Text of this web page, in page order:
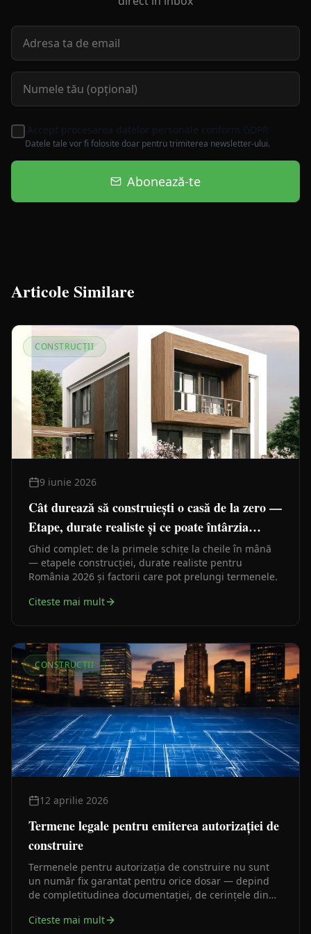
Accept procesarea datelor personale conform GDPR
Datele tale vor fi folosite doar pentru trimiterea newsletter-ului.
Abonează-te
Articole Similare
CONSTRUCȚII
9 iunie 2026
Cât durează să construiești o casă de la zero —
Etape, durate realiste și ce poate întârzia
lucrările
Ghid complet: de la primele schițe la cheile în mână
— etapele construcției, durate realiste pentru
România 2026 și factorii care pot prelungi termenele.
Citeste mai mult
CONSTRUCȚII
12 aprilie 2026
Termene legale pentru emiterea autorizației de
construire
Termenele pentru autorizația de construire nu sunt
un număr fix garantat pentru orice dosar — depind
de completitudinea documentației, de cerințele din
prevede legea și ce le prelungește în practică.
Citeste mai mult